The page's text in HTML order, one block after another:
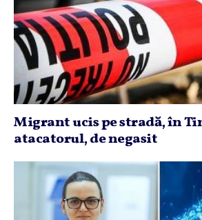
Migrant ucis pe stradă, în
atacatorul, de negasit